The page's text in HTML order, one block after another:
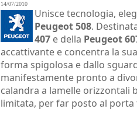
14/07/2010
Unisce tecnologia,
Peugeot 508.
407 e della Peugeot
accattivante e concentra la
forma spigolosa e dallo
manifestamente pronto a
calandra a lamelle orizzontali
limitata, per far posto al porta